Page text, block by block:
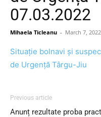
07.03.2022
Mihaela Ticleanu - March 7, 2022
Situație bolnavi și
de Urgență Târgu-Jiu
Previous article
Anunț rezultate proba